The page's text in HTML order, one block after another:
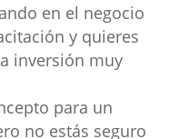
en el negocio
y quieres
inversión muy
para un
no estás seguro